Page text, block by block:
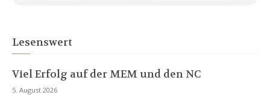
Lesenswert
Viel Erfolg auf der MEM und den NC
5. August 2026